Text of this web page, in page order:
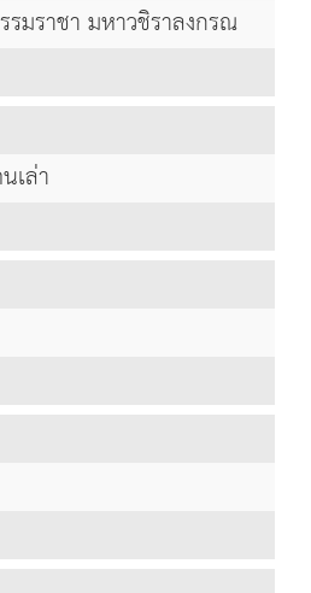
มราชา มหาวชิราลงกรณ
เล่า